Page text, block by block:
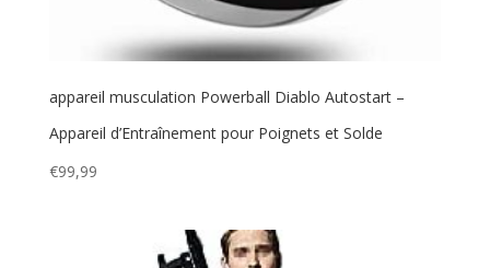
appareil musculation Powerball Diablo Autostart –
Appareil d’Entraînement pour Poignets et Solde
€99,99